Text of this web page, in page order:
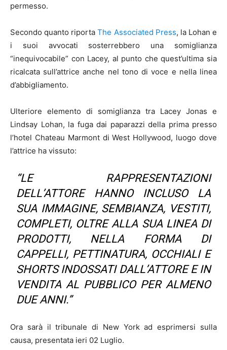
permesso.
Secondo quanto riportaThe Associated Press, la Lohan e
i suoi avvocati sosterrebbero una somiglianza
“inequivocabile” con Lacey, al punto che quest’ultima sia
ricalcata sull’attrice anche nel tono di voce e nella linea
d’abbigliamento.
Ulteriore elemento di somiglianza tra Lacey Jonas e
Lindsay Lohan, la fuga dai paparazzi della prima presso
l’hotel Chateau Marmont di West Hollywood, luogo dove
l’attrice ha vissuto:
“LE RAPPRESENTAZIONI
DELL’ATTORE HANNO INCLUSO LA
SUA IMMAGINE, SEMBIANZA, VESTITI,
COMPLETI, OLTRE ALLA SUA LINEA DI
PRODOTTI, NELLA FORMA DI
CAPPELLI, PETTINATURA, OCCHIALI E
SHORTS INDOSSATI DALL’ATTORE E IN
VENDITA AL PUBBLICO PER ALMENO
DUE ANNI.”
Ora sarà il tribunale di New York ad esprimersi sulla
causa, presentata ieri 02 Luglio.